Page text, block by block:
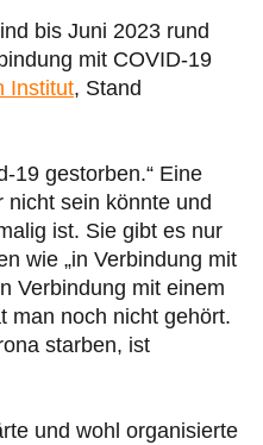
bis Juni 2023 rund
mit COVID-19
Institut, Stand
19 gestorben.“ Eine
nicht sein könnte und
ist. Sie gibt es nur
wie „in Verbindung mit
Verbindung mit einem
man noch nicht gehört.
starben, ist
und wohl organisierte